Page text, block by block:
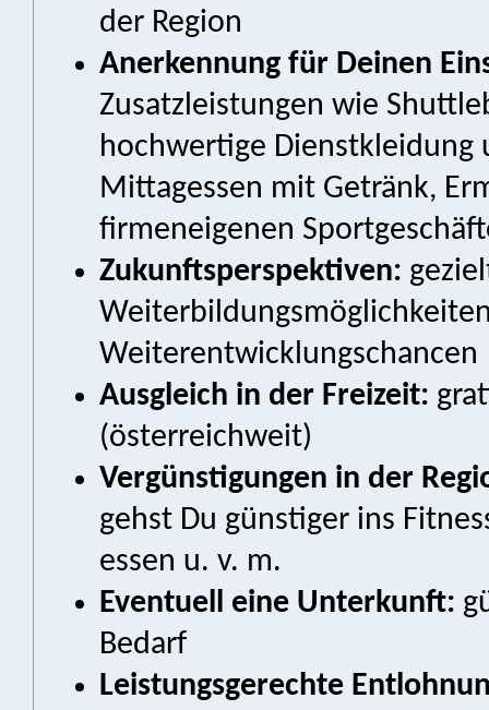
der Region
Anerkennung für Deinen
Zusatzleistungen wie
hochwertige Dienstkleidung
Mittagessen mit Getränk,
firmeneigenen
Zukunftsperspektiven:
Weiterentwicklungschancen
Ausgleich in der Freizeit:
(österreichweit)
Vergünstigungen in der
gehst Du günstiger ins
essen u. v. m.
Eventuell eine Unterkunft:
Bedarf
Leistungsgerechte